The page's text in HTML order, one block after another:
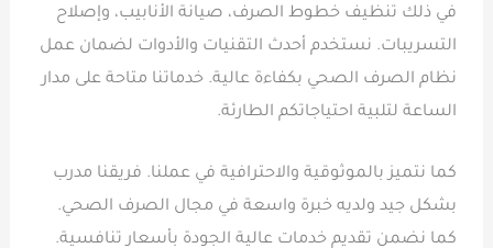
في ذلك تنظيف خطوط الصرف، صيانة الأنابيب، وإصلاح
التسريبات. نستخدم أحدث التقنيات والأدوات لضمان عمل
نظام الصرف الصحي بكفاءة عالية. خدماتنا متاحة على مدار
الساعة لتلبية احتياجاتكم الطارئة.
كما نتميز بالموثوقية والاحترافية في عملنا. فريقنا مدرب
بشكل جيد ولديه خبرة واسعة في مجال الصرف الصحي.
كما نضمن تقديم خدمات عالية الجودة بأسعار تنافسية.